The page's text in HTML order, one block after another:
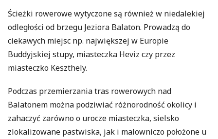
Ścieżki rowerowe wytyczone są również w niedalekiej
odległości od brzegu Jeziora Balaton. Prowadzą do
ciekawych miejsc np. największej w Europie
Buddyjskiej stupy, miasteczka Heviz czy przez
miasteczko Keszthely.
Podczas przemierzania tras rowerowych nad
Balatonem można podziwiać różnorodność okolicy i
zahaczyć zarówno o urocze miasteczka, sielsko
zlokalizowane pastwiska, jak i malowniczo położone u